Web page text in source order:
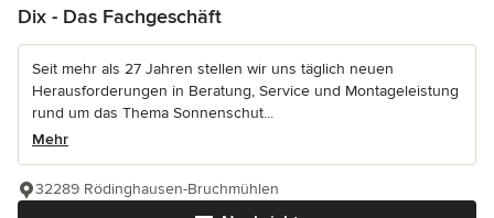
Dix - Das Fachgeschäft
Seit mehr als 27 Jahren stellen wir uns täglich neuen
Herausforderungen in Beratung, Service und Montageleistung
rund um das Thema Sonnenschut...
Mehr
32289 Rödinghausen-Bruchmühlen